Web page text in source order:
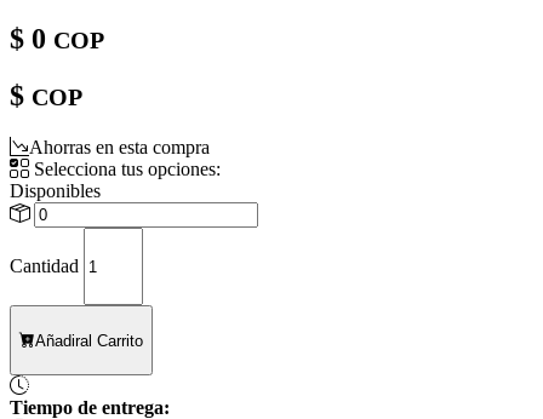
$ 0 COP
$ COP
Ahorras en esta compra
Selecciona tus opciones:
Disponibles
Cantidad
Añadiral Carrito
Tiempo de entrega: